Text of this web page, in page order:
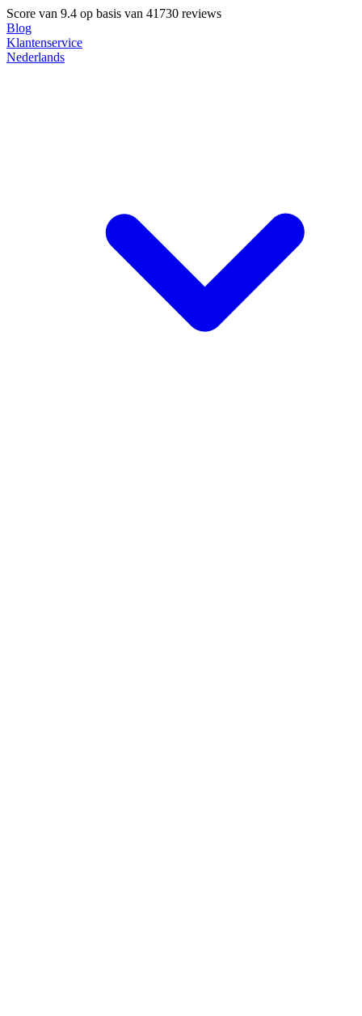
Score van 9.4 op basis van 41730 reviews
Blog
Klantenservice
Nederlands